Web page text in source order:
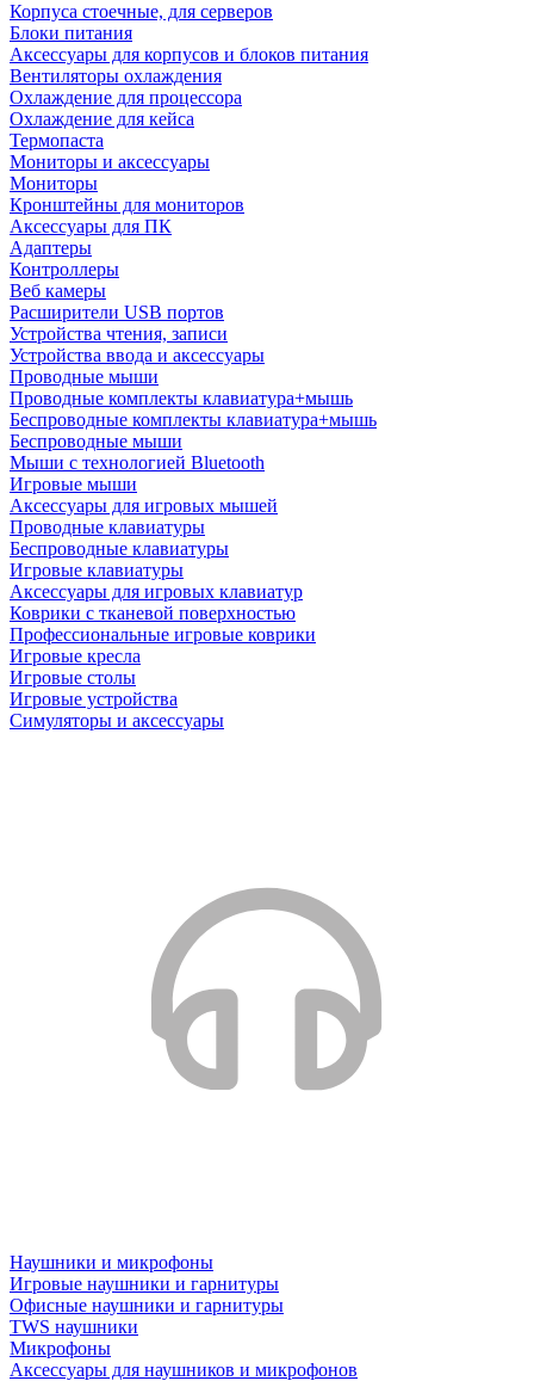
Корпуса стоечные, для серверов
Блоки питания
Аксессуары для корпусов и блоков питания
Вентиляторы охлаждения
Охлаждение для процессора
Охлаждение для кейса
Термопаста
Мониторы и аксессуары
Мониторы
Кронштейны для мониторов
Аксессуары для ПК
Адаптеры
Контроллеры
Веб камеры
Расширители USB портов
Устройства чтения, записи
Устройства ввода и аксессуары
Проводные мыши
Проводные комплекты клавиатура+мышь
Беспроводные комплекты клавиатура+мышь
Беспроводные мыши
Мыши с технологией Bluetooth
Игровые мыши
Аксессуары для игровых мышей
Проводные клавиатуры
Беспроводные клавиатуры
Игровые клавиатуры
Аксессуары для игровых клавиатур
Коврики с тканевой поверхностью
Профессиональные игровые коврики
Игровые кресла
Игровые столы
Игровые устройства
Симуляторы и аксессуары
Наушники и микрофоны
Игровые наушники и гарнитуры
Офисные наушники и гарнитуры
TWS наушники
Микрофоны
Аксессуары для наушников и микрофонов